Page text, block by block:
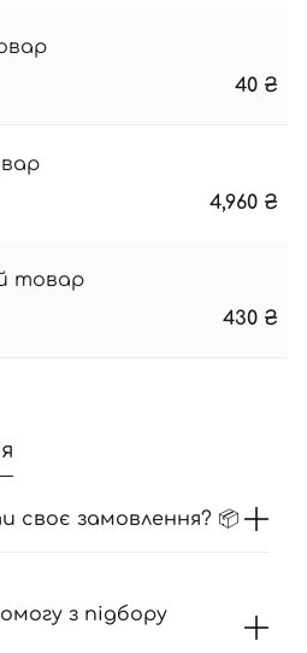
40 ₴
4,960 ₴
товар
430 ₴
своє замовлення? 📦
з підбору